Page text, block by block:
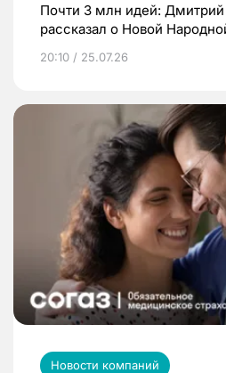
Почти 3 млн идей:
рассказал о Новой
20:10 / 25.07.26
Новости компаний